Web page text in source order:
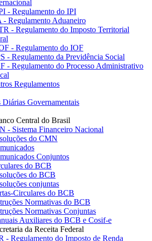
- Regulamento do IPI
- Regulamento Aduaneiro
- Regulamento do Imposto Territorial
- Regulamento do IOF
- Regulamento da Previdência Social
- Regulamento do Processo Administrativo
Regulamentos
Diárias Governamentais
Central do Brasil
- Sistema Financeiro Nacional
do CMN
Conjuntos
do BCB
do BCB
conjuntas
Circulares do BCB
Normativas do BCB
Normativas Conjuntas
Auxiliares do BCB e Cosif-e
da Receita Federal
- Regulamento do Imposto de Renda